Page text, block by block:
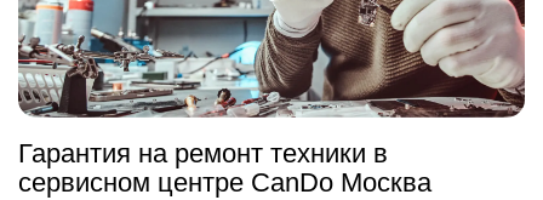
Гарантия на ремонт техники в
сервисном центре CanDo Москва